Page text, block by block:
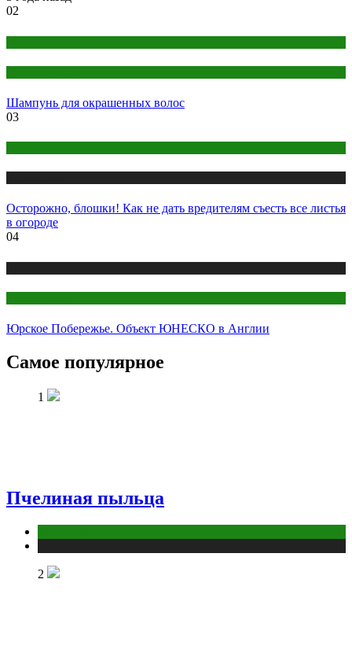
02
Шампунь для окрашенных волос
03
Осторожно, блошки! Как не дать вредителям съесть все листья
в огороде
04
Юрское Побережье. Объект ЮНЕСКО в Англии
Самое популярное
1
Пчелиная пыльца
2